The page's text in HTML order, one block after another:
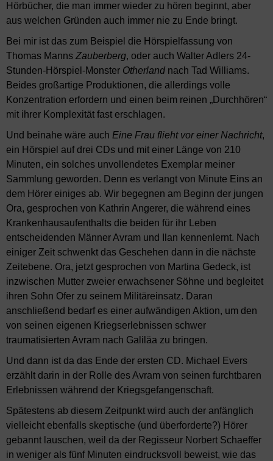
Hörbücher, die man immer wieder zu hören beginnt, aber
aus welchen Gründen auch immer nie zu Ende bringt.
Bei mir ist das zum Beispiel die Hörspielfassung von
Thomas Manns Zauberberg, oder auch Walter Adlers 24-
Stunden-Hörspiel-Monster Otherland nach Tad Williams.
Beides großartige Produktionen, die allerdings volle
Konzentration erfordern und einen beim reinen „Durchhören“
mit ihrer Komplexität fast erschlagen.
Und beinahe wäre auch Eine Frau flieht vor einer Nachricht,
ein Hörspiel auf drei CDs und mit einer Länge von 210
Minuten, ein solches unvollendetes Exemplar meiner
Sammlung geworden. Denn es verlangt von Minute Eins an
dem Hörer einiges ab. Wir begegnen am Beginn der jungen
Ora, gesprochen von Kathrin Angerer, die während eines
Krankenhausaufenthalts die beiden für ihr Leben
entscheidenden Männer Avram und Ilan kennenlernt. Nach
einiger Zeit schwenkt das Geschehen dann in die nächste
Zeitebene. Ora, jetzt gesprochen von Martina Gedeck, ist
inzwischen Mutter zweier erwachsener Söhne und begleitet
ihren Sohn Ofer zu seinem Militäreinsatz. Daran
anschließend bedarf es einer aufwändigen Aktion, um den
von seinen eigenen Kriegserlebnissen schwer
traumatisierten Avram nach Galiläa zu bringen.
Und dann ist da das Ende der ersten CD. Michael Evers
erzählt darin in der Rolle des Avram von seinen furchtbaren
Erlebnissen während der Kriegsgefangenschaft.
Spätestens ab diesem Zeitpunkt wird auch der anfänglich
vielleicht ebenfalls skeptische (und überforderte?) Hörer
gebannt lauschen, weil da der Regisseur Norbert Schaeffer
in weniger als fünf Minuten eindrucksvoll beweist, wie das